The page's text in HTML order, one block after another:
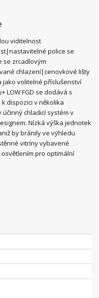
viditelnost
police se
se zrcadlovým
chlazení|cenovkové lišty
volitelné příslušenství
LOW FGD se dodává s
dispozici v několika
chladicí systém v
Nízká výška jednotek
by bránily ve výhledu
vitríny vybavené
pro optimální